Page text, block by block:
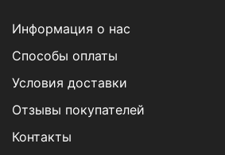
Информация о нас
Способы оплаты
Условия доставки
Отзывы покупателей
Контакты